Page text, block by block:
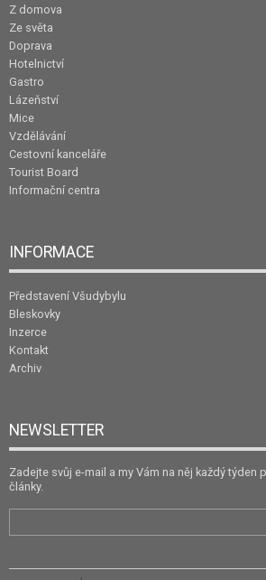
Z domova
Ze světa
Doprava
Hotelnictví
Gastro
Lázeňství
Mice
Vzdělávání
Cestovní kanceláře
Tourist Board
Informační centra
INFORMACE
Představení Všudybylu
Bleskovky
Inzerce
Kontakt
Archiv
NEWSLETTER
Zadejte svůj e-mail a my Vám na něj každý týden
články.